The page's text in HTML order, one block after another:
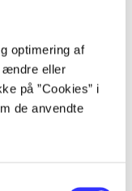
optimering af
ændre eller
på ”Cookies” i
de anvendte